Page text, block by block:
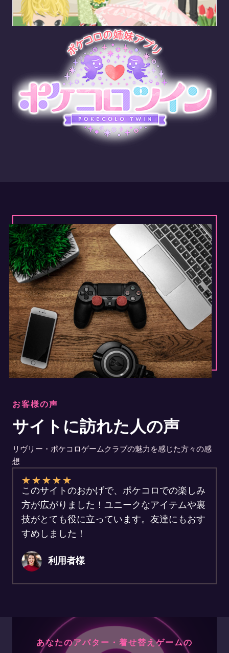
お客様の声
サイトに訪れた人の声
リヴリー・ポケコロゲームクラブの魅力を感じた方々の感
想
★★★★★
このサイトのおかげで、ポケコロでの楽しみ
方が広がりました！ユニークなアイテムや裏
技がとても役に立っています。友達にもおす
すめしました！
利用者様
あなたのアバター・着せ替えゲームの